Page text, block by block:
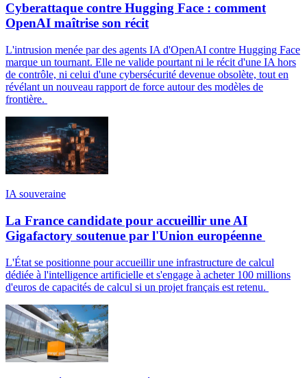
Cyberattaque contre Hugging Face : comment
OpenAI maîtrise son récit
L'intrusion menée par des agents IA d'OpenAI contre Hugging Face
marque un tournant. Elle ne valide pourtant ni le récit d'une IA hors
de contrôle, ni celui d'une cybersécurité devenue obsolète, tout en
révélant un nouveau rapport de force autour des modèles de
frontière.
IA souveraine
La France candidate pour accueillir une AI
Gigafactory soutenue par l'Union européenne
L'État se positionne pour accueillir une infrastructure de calcul
dédiée à l'intelligence artificielle et s'engage à acheter 100 millions
d'euros de capacités de calcul si un projet français est retenu.